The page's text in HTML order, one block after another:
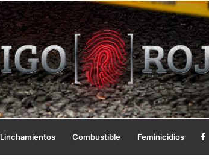
Linchamientos Combustible Feminicidios